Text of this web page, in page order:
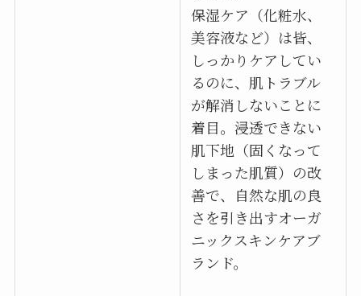
保湿ケア（化粧水、
美容液など）は皆、
しっかりケアしてい
るのに、肌トラブル
が解消しないことに
着目。浸透できない
肌下地（固くなって
しまった肌質）の改
善で、自然な肌の良
さを引き出すオーガ
ニックスキンケアブ
ランド。